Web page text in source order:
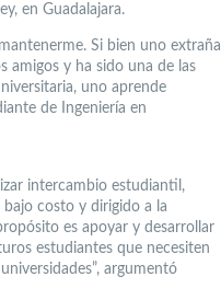
en Guadalajara.
Si bien uno extraña
amigos y ha sido una de las
uno aprende
de Ingeniería en
intercambio estudiantil,
costo y dirigido a la
es apoyar y desarrollar
estudiantes que necesiten
argumentó